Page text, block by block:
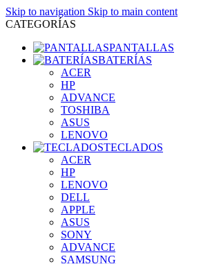
Skip to navigation Skip to main content
CATEGORÍAS
PANTALLAS
BATERÍAS
ACER
HP
ADVANCE
TOSHIBA
ASUS
LENOVO
TECLADOS
ACER
HP
LENOVO
DELL
APPLE
ASUS
SONY
ADVANCE
SAMSUNG